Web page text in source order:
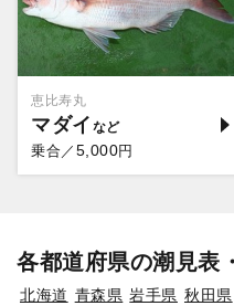
恵比寿丸
マダイ
乗合／ 5,000円
各都道府県の潮見表
北海道 青森県 岩手県 秋田県